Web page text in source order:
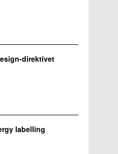
direktivet
labelling